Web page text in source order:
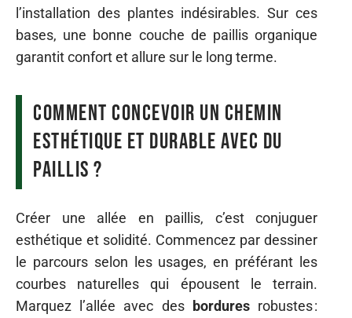
l’installation des plantes indésirables. Sur ces
bases, une bonne couche de paillis organique
garantit confort et allure sur le long terme.
Comment concevoir un chemin
esthétique et durable avec du
paillis ?
Créer une allée en paillis, c’est conjuguer
esthétique et solidité. Commencez par dessiner
le parcours selon les usages, en préférant les
courbes naturelles qui épousent le terrain.
Marquez l’allée avec des borduresrobustes :